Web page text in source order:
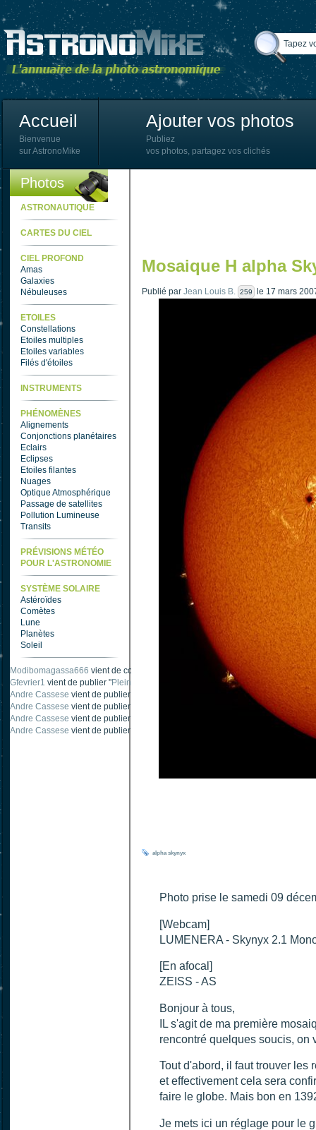
Accueil
Bienvenue
sur AstronoMike
Ajouter vos photos
Publiez
vos photos, partagez vos clichés
Photos
ASTRONAUTIQUE
CARTES DU CIEL
CIEL PROFOND
Amas
Galaxies
Nébuleuses
ETOILES
Constellations
Etoiles multiples
Etoiles variables
Filés d'étoiles
INSTRUMENTS
PHÉNOMÈNES
Alignements
Conjonctions planétaires
Eclairs
Eclipses
Etoiles filantes
Nuages
Optique Atmosphérique
Passage de satellites
Pollution Lumineuse
Transits
PRÉVISIONS MÉTÉO
POUR L'ASTRONOMIE
SYSTÈME SOLAIRE
Astéroïdes
Comètes
Lune
Planètes
Soleil
Carnabystreetvient de publier "Ombre traînée de condensation
".
Modibomagassa666vient de commenter " Ombre portée d'une traînée d'avion
Gfevrier1vient de publier "Pleine Lune - 9 Aout 205
Andre Cassese vient de publier "
Tache solaire 18 juin 2021 lunette 120 mm
Andre Cassese vient de publier "
Tache solaire 21 juin 2021 lunette halpha 120
Andre Cassese vient de publier " taches solaires et zone active halpha 27 juin
Mosaique H alpha
Publié par Jean Louis B. 259 le 17 mars
alpha skynyx
Photo prise le samedi 09
[Webcam]
LUMENERA - Skynyx 2.1
[En afocal]
ZEISS - AS
Bonjour à tous,
IL s'agit de ma première
rencontré quelques soucis, on
Tout d'abord, il faut trouver les
et effectivement cela sera
faire le globe. Mais bon en
Je mets ici un réglage pour le